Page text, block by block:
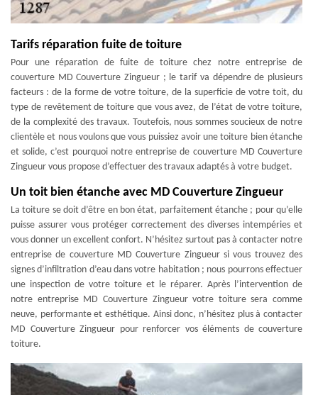
Tarifs réparation fuite de toiture
Pour une réparation de fuite de toiture chez notre entreprise de
couverture MD Couverture Zingueur ; le tarif va dépendre de plusieurs
facteurs : de la forme de votre toiture, de la superficie de votre toit, du
type de revêtement de toiture que vous avez, de l’état de votre toiture,
de la complexité des travaux. Toutefois, nous sommes soucieux de notre
clientèle et nous voulons que vous puissiez avoir une toiture bien étanche
et solide, c’est pourquoi notre entreprise de couverture MD Couverture
Zingueur vous propose d’effectuer des travaux adaptés à votre budget.
Un toit bien étanche avec MD Couverture Zingueur
La toiture se doit d’être en bon état, parfaitement étanche ; pour qu’elle
puisse assurer vous protéger correctement des diverses intempéries et
vous donner un excellent confort. N’hésitez surtout pas à contacter notre
entreprise de couverture MD Couverture Zingueur si vous trouvez des
signes d’infiltration d’eau dans votre habitation ; nous pourrons effectuer
une inspection de votre toiture et le réparer. Après l’intervention de
notre entreprise MD Couverture Zingueur votre toiture sera comme
neuve, performante et esthétique. Ainsi donc, n’hésitez plus à contacter
MD Couverture Zingueur pour renforcer vos éléments de couverture
toiture.